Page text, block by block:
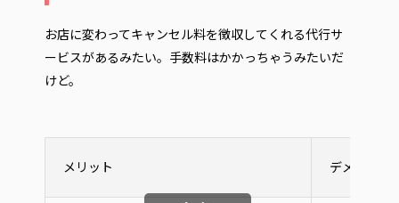
お店に変わってキャンセル料を徴収してくれる代行サ
ービスがあるみたい。手数料はかかっちゃうみたいだ
けど。
メリット デメリット